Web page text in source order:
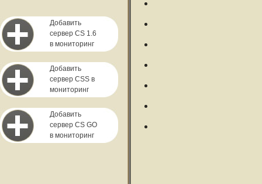
Добавить
сервер CS 1.6
в мониторинг
Добавить
сервер CSS в
мониторинг
Добавить
сервер CS GO
в мониторинг